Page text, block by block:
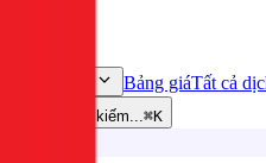
Bảng giáTất cả
Tìm kiếm...⌘K